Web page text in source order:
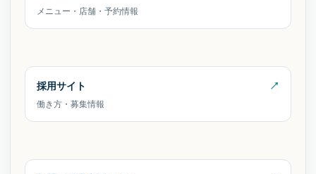
メニュー・店舗・予約情報
採用サイト
働き方・募集情報